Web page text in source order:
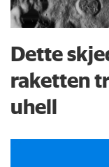
Dette
raketten
uhell